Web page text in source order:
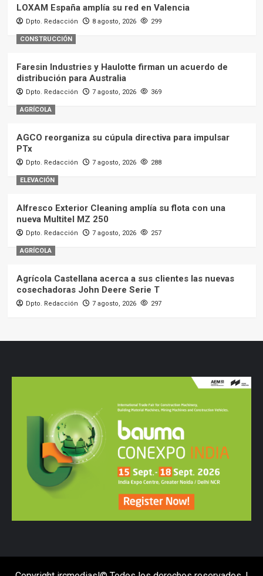
LOXAM España amplía su red en Valencia
Dpto. Redacción 8 agosto, 2026 299
CONSTRUCCIÓN
Faresin Industries y Haulotte firman un acuerdo de
distribución para Australia
Dpto. Redacción 7 agosto, 2026 369
AGRÍCOLA
AGCO reorganiza su cúpula directiva para impulsar
PTx
Dpto. Redacción 7 agosto, 2026 288
ELEVACIÓN
Alfresco Exterior Cleaning amplía su flota con una
nueva Multitel MZ 250
Dpto. Redacción 7 agosto, 2026 257
AGRÍCOLA
Agrícola Castellana acerca a sus clientes las nuevas
cosechadoras John Deere Serie T
Dpto. Redacción 7 agosto, 2026 297